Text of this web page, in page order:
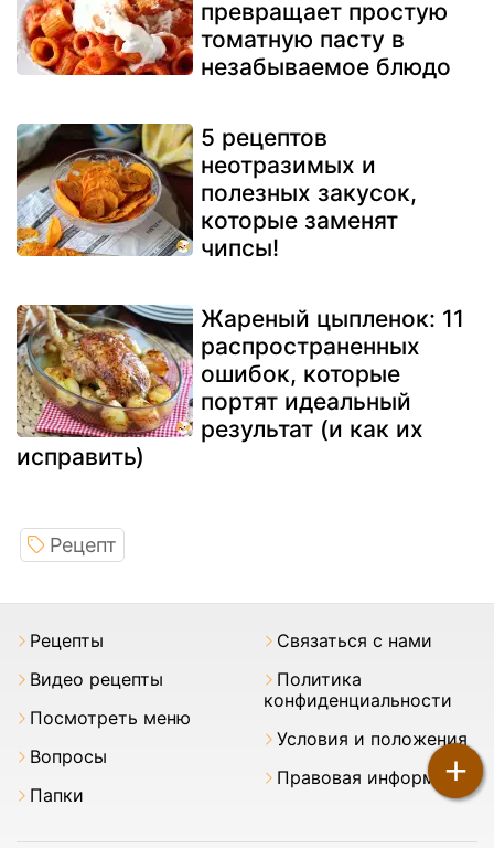
превращает простую
томатную пасту в
незабываемое блюдо
5 рецептов
неотразимых и
полезных закусок,
которые заменят
чипсы!
Жареный цыпленок: 11
распространенных
ошибок, которые
портят идеальный
результат (и как их
исправить)
+
Рецепт
Pецепты
Видео рецепты
Посмотреть меню
Вопросы
Папки
Связаться с нами
Политика
конфиденциальности
Условия и положения
Правовая информация